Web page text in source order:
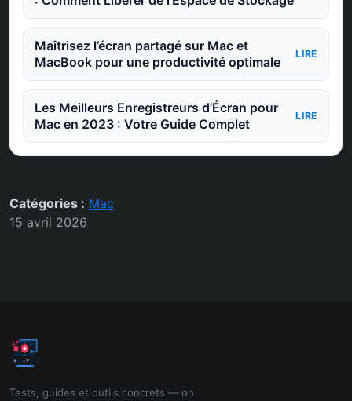
Maîtrisez l’écran partagé sur Mac et
MacBook pour une productivité optimale
LIRE
Les Meilleurs Enregistreurs d’Écran pour
Mac en 2023 : Votre Guide Complet
LIRE
Catégories : Mac
15 avril 2026
Tests, guides et outils concrets — on